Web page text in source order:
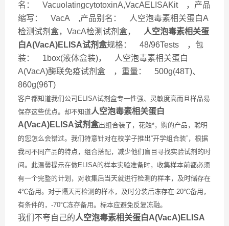
名： VacuolatingcytotoxinA,VacAELISAKit ，产品
缩写： VacA ,产品别名： 人空泡毒素相关蛋白A
检测试剂盒，VacA检测试剂盒，
人空泡毒素相关蛋
白A(VacA)ELISA试剂盒规格： 48/96Tests ，包
装： 1box(液体盒装)， 人空泡毒素相关蛋白
A(VacA)酶联免疫试剂盒 ，重量： 500g(48T)、
860g(96T)
客户都知道我们公司ELISA试剂盒专一性强、灵敏度高而且样品易
保存这些优点。却不知道人空泡毒素相关蛋白
A(VacA)ELISA试剂盒出组合装了，花触*，购的产品，聪明
的您怎么会错过。我们特意针对在校学子推出“开学组合装”，根据
我司不同产品的特点，组合搭配，减少他们盲目寻找实验试剂的时
间。此温馨提示在做ELISA的样本实验准备时，收集样本前都必须
有一个完整的计划，对收集后当天就进行检测的样本，及时储存在
4℃备用。对于隔天再检测的样本，及时分装后冻存在-20℃备用，
有条件的，-70℃冻存备用。标本应避免反复冻融。
我们不夸自己的人空泡毒素相关蛋白A(VacA)ELISA